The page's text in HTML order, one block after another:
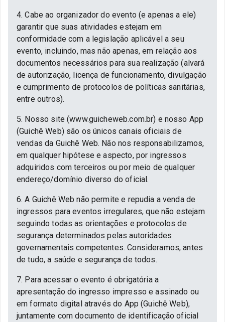
4. Cabe ao organizador do evento (e apenas a ele)
garantir que suas atividades estejam em
conformidade com a legislação aplicável a seu
evento, incluindo, mas não apenas, em relação aos
documentos necessários para sua realização (alvará
de autorização, licença de funcionamento, divulgação
e cumprimento de protocolos de políticas sanitárias,
entre outros).
5. Nosso site (www.guicheweb.com.br) e nosso App
(Guichê Web) são os únicos canais oficiais de
vendas da Guichê Web. Não nos responsabilizamos,
em qualquer hipótese e aspecto, por ingressos
adquiridos com terceiros ou por meio de qualquer
endereço/domínio diverso do oficial.
6. A Guichê Web não permite e repudia a venda de
ingressos para eventos irregulares, que não estejam
seguindo todas as orientações e protocolos de
segurança determinados pelas autoridades
governamentais competentes. Consideramos, antes
de tudo, a saúde e segurança de todos.
7. Para acessar o evento é obrigatória a
apresentação do ingresso impresso e assinado ou
em formato digital através do App (Guichê Web),
juntamente com documento de identificação oficial